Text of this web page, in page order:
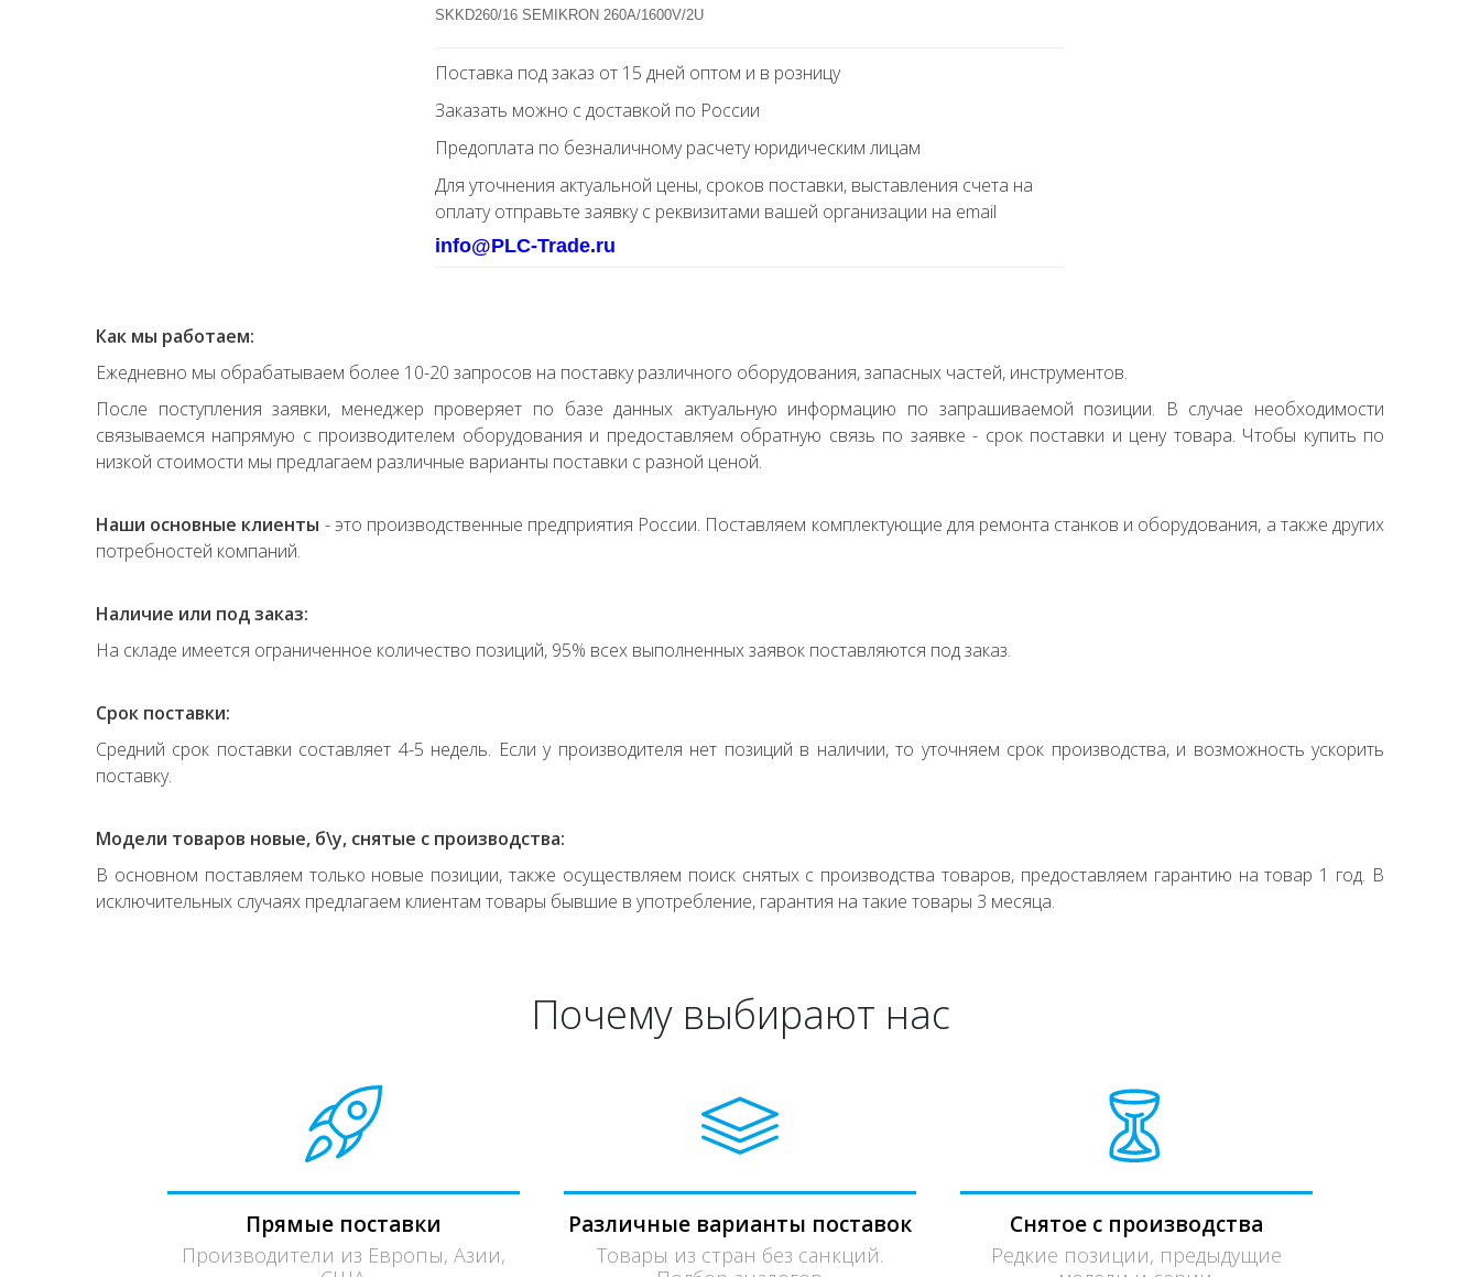
SKKD260/16 SEMIKRON 260A/1600V/2U
Поставка под заказ от 15 дней оптом и в розницу
Заказать можно с доставкой по России
Предоплата по безналичному расчету юридическим лицам
Для уточнения актуальной цены, сроков поставки, выставления счета на
оплату отправьте заявку с реквизитами вашей организации на email
info@PLC-Trade.ru
Как мы работаем:
Ежедневно мы обрабатываем более 10-20 запросов на поставку различного оборудования, запасных частей, инструментов.
После поступления заявки, менеджер проверяет по базе данных актуальную информацию по запрашиваемой позиции. В случае необходимости
связываемся напрямую с производителем оборудования и предоставляем обратную связь по заявке - срок поставки и цену товара. Чтобы купить по
низкой стоимости мы предлагаем различные варианты поставки с разной ценой.
Наши основные клиенты - это производственные предприятия России. Поставляем комплектующие для ремонта станков и оборудования, а также других
потребностей компаний.
Наличие или под заказ:
На складе имеется ограниченное количество позиций, 95% всех выполненных заявок поставляются под заказ.
Срок поставки:
Средний срок поставки составляет 4-5 недель. Если у производителя нет позиций в наличии, то уточняем срок производства, и возможность ускорить
поставку.
Модели товаров новые, б\у, снятые с производства:
В основном поставляем только новые позиции, также осуществляем поиск снятых с производства товаров, предоставляем гарантию на товар 1 год. В
исключительных случаях предлагаем клиентам товары бывшие в употребление, гарантия на такие товары 3 месяца.
Почему выбирают нас
Прямые поставки
Производители из Европы, Азии,
Различные варианты поставок
Товары из стран без санкций.
Снятое с производства
Редкие позиции, предыдущие